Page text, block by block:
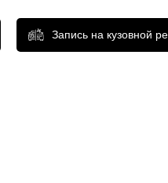
Запись на кузовной